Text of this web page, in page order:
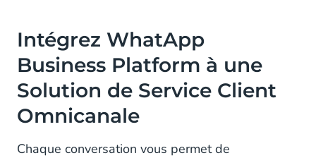
Intégrez WhatApp
Business Platform à une
Solution de Service Client
Omnicanale
Chaque conversation vous permet de